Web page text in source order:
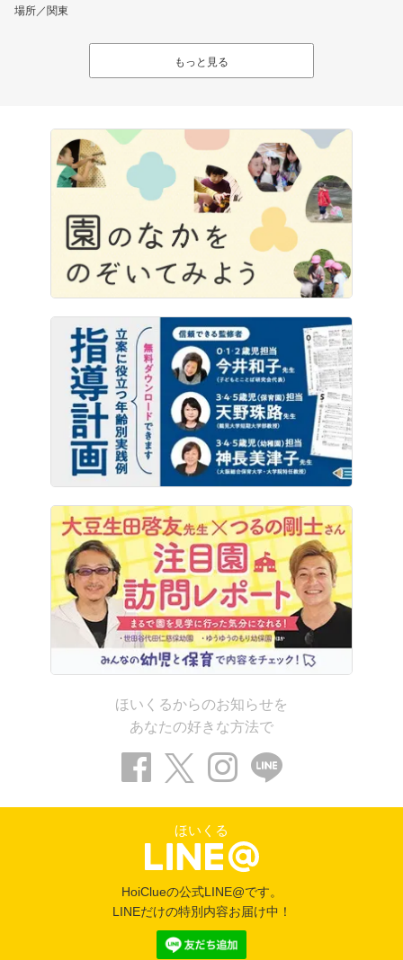
場所／関東
もっと見る
ほいくるからのお知らせを
あなたの好きな方法で
ほいくる
HoiClueの公式LINE@です。
LINEだけの特別内容お届け中！